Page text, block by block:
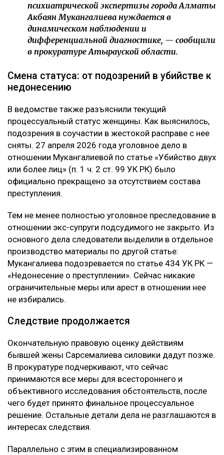
психиатрической экспертизы города Алматы
Акбаян Мукангалиева нуждается в
динамическом наблюдении и
дифференциальной диагностике, — сообщили
в прокуратуре Атырауской области.
Смена статуса: от подозрений в убийстве к
недонесению
В ведомстве также разъяснили текущий
процессуальный статус женщины. Как выяснилось,
подозрения в соучастии в жестокой расправе с нее
сняты. 27 апреля 2026 года уголовное дело в
отношении Мукангалиевой по статье «Убийство двух
или более лиц» (п. 1 ч. 2 ст. 99 УК РК) было
официально прекращено за отсутствием состава
преступления.
Тем не менее полностью уголовное преследование в
отношении экс-супруги подсудимого не закрыто. Из
основного дела следователи выделили в отдельное
производство материалы по другой статье:
Мукангалиева подозревается по статье 434 УК РК —
«Недонесение о преступлении». Сейчас никакие
ограничительные меры или арест в отношении нее
не избирались.
Следствие продолжается
Окончательную правовую оценку действиям
бывшей жены Сарсемалиева силовики дадут позже.
В прокуратуре подчеркивают, что сейчас
принимаются все меры для всестороннего и
объективного исследования обстоятельств, после
чего будет принято финальное процессуальное
решение. Остальные детали дела не разглашаются в
интересах следствия.
Параллельно с этим в специализированном